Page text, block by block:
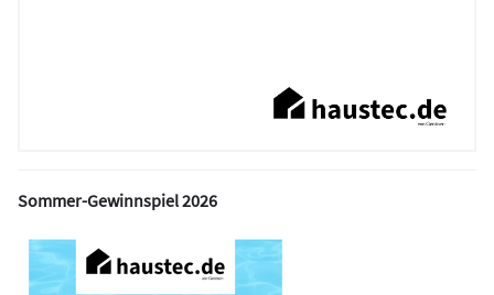
Sommer-Gewinnspiel 2026